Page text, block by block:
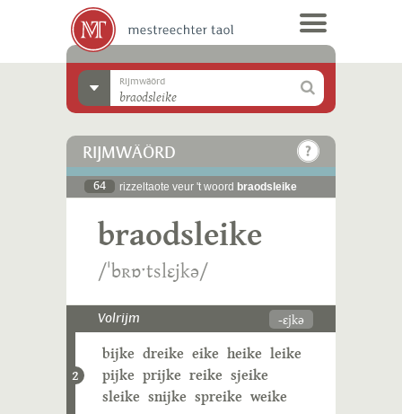
Rijmwäörd
RIJMWÄÖRD
64 rizzeltaote veur 't woord braodsleike
braodsleike
/ˈbʀɒˑtslɛjkə/
Volrijm -ɛjkə
2
bijke dreike eike heike leike
pijke prijke reike sjeike
sleike snijke spreike weike